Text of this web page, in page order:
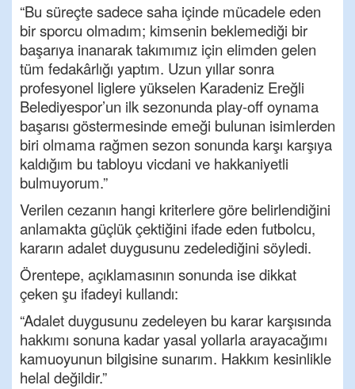
“Bu süreçte sadece saha içinde mücadele eden
bir sporcu olmadım; kimsenin beklemediği bir
başarıya inanarak takımımız için elimden gelen
tüm fedakârlığı yaptım. Uzun yıllar sonra
profesyonel liglere yükselen Karadeniz Ereğli
Belediyespor’un ilk sezonunda play-off oynama
başarısı göstermesinde emeği bulunan isimlerden
biri olmama rağmen sezon sonunda karşı karşıya
kaldığım bu tabloyu vicdani ve hakkaniyetli
bulmuyorum.”
Verilen cezanın hangi kriterlere göre belirlendiğini
anlamakta güçlük çektiğini ifade eden futbolcu,
kararın adalet duygusunu zedelediğini söyledi.
Örentepe, açıklamasının sonunda ise dikkat
çeken şu ifadeyi kullandı:
“Adalet duygusunu zedeleyen bu karar karşısında
hakkımı sonuna kadar yasal yollarla arayacağımı
kamuoyunun bilgisine sunarım. Hakkım kesinlikle
helal değildir.”